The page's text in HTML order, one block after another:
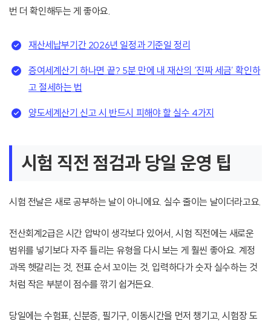
번 더 확인해두는 게 좋아요.
재산세납부기간 2026년 일정과 기준일 정리
증여세계산기 하나면 끝? 5분 만에 내 재산의 ‘진짜 세금’ 확인하
고 절세하는 법
양도세계산기 신고 시 반드시 피해야 할 실수 4가지
시험 직전 점검과 당일 운영 팁
시험 전날은 새로 공부하는 날이 아니에요. 실수 줄이는 날이더라고요.
전산회계2급은 시간 압박이 생각보다 있어서, 시험 직전에는 새로운
범위를 넣기보다 자주 틀리는 유형을 다시 보는 게 훨씬 좋아요. 계정
과목 헷갈리는 것, 전표 순서 꼬이는 것, 입력하다가 숫자 실수하는 것
처럼 작은 부분이 점수를 깎기 쉽거든요.
당일에는 수험표, 신분증, 필기구, 이동시간을 먼저 챙기고, 시험장 도